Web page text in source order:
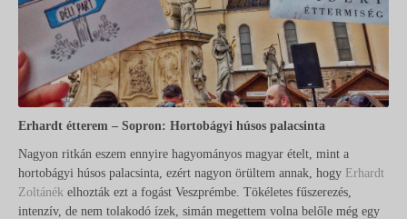
Erhardt étterem – Sopron: Hortobágyi húsos palacsinta
Nagyon ritkán eszem ennyire hagyományos magyar ételt, mint a
hortobágyi húsos palacsinta, ezért nagyon örültem annak, hogy Erhardt
Zoltánék elhozták ezt a fogást Veszprémbe. Tökéletes fűszerezés,
intenzív, de nem tolakodó ízek, simán megettem volna belőle még egy